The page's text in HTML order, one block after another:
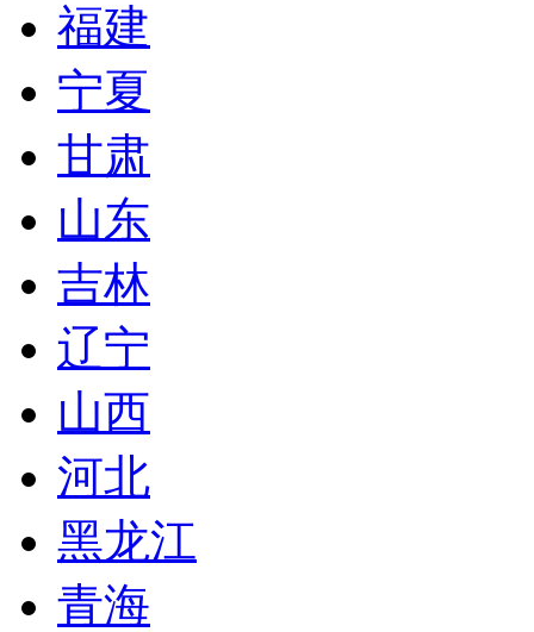
福建
宁夏
甘肃
山东
吉林
辽宁
山西
河北
黑龙江
青海